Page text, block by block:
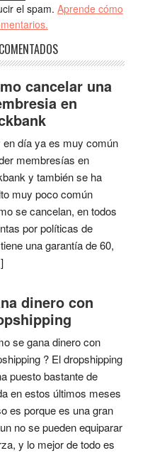
el spam. Aprende cómo
cancelar una
en
en día ya es muy común
membresías en
y también se ha
muy poco común
se cancelan, en todos
por políticas de
una garantía de 60,
dinero con
se gana dinero con
? El dropshipping
puesto bastante de
en estos últimos meses
es porque es una gran
no se pueden equiparar
y lo mejor de todo es